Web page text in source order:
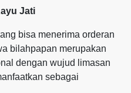
Jati
bisa menerima orderan
bilahpapan merupakan
dengan wujud limasan
sebagai